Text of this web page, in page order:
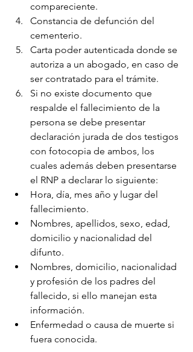
compareciente.
Constancia de defunción del
cementerio.
Carta poder autenticada donde se
autoriza a un abogado, en caso de
ser contratado para el trámite.
Si no existe documento que
respalde el fallecimiento de la
persona se debe presentar
declaración jurada de dos testigos
con fotocopia de ambos, los
cuales además deben presentarse
el RNP a declarar lo siguiente:
Hora, día, mes año y lugar del
fallecimiento.
Nombres, apellidos, sexo, edad,
domicilio y nacionalidad del
difunto.
Nombres, domicilio, nacionalidad
y profesión de los padres del
fallecido, si ello manejan esta
información.
Enfermedad o causa de muerte si
fuera conocida.